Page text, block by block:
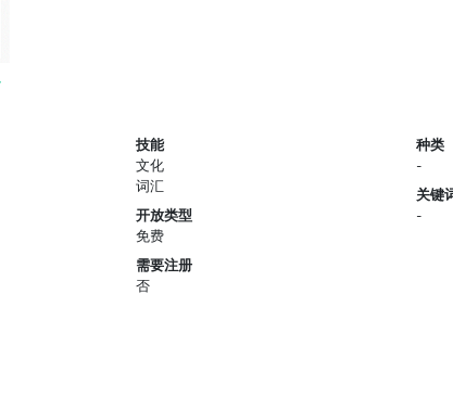
技能
文化
词汇
开放类型
免费
需要注册
否
种类
-
关键
-